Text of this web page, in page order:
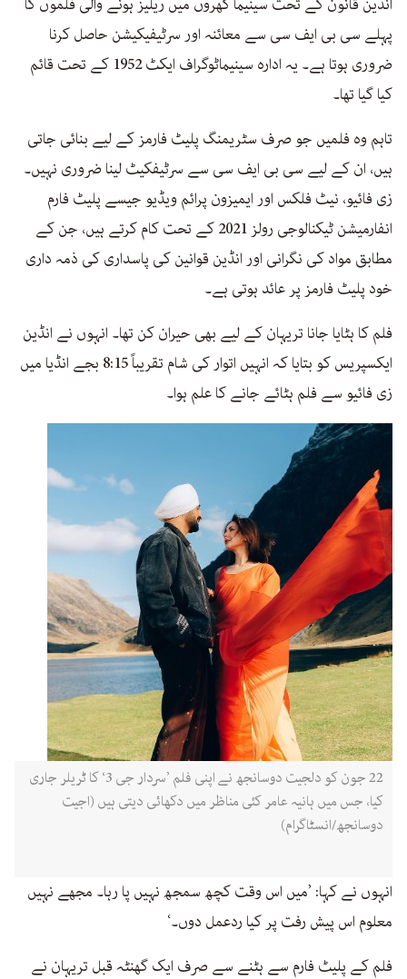
پہلے سی بی ایف سی سے معائنہ اور سرٹیفیکیشن حاصل کرنا
ضروری ہوتا ہے۔ یہ ادارہ سینیماٹوگراف ایکٹ 1952 کے تحت قائم
کیا گیا تھا۔
تاہم وہ فلمیں جو صرف سٹریمنگ پلیٹ فارمز کے لیے بنائی جاتی
ہیں، ان کے لیے سی بی ایف سی سے سرٹیفکیٹ لینا ضروری نہیں۔
زی فائیو، نیٹ فلکس اور ایمیزون پرائم ویڈیو جیسے پلیٹ فارم
انفارمیشن ٹیکنالوجی رولز 2021 کے تحت کام کرتے ہیں، جن کے
مطابق مواد کی نگرانی اور انڈین قوانین کی پاسداری کی ذمہ داری
خود پلیٹ فارمز پر عائد ہوتی ہے۔
فلم کا ہٹایا جانا تریہان کے لیے بھی حیران کن تھا۔ انہوں نے انڈین
ایکسپریس کو بتایا کہ انہیں اتوار کی شام تقریباً 8:15 بجے انڈیا میں
زی فائیو سے فلم ہٹائے جانے کا علم ہوا۔
22 جون کو دلجیت دوسانجھ نے اپنی فلم ’سردار جی 3‘ کا ٹریلر جاری
کیا، جس میں ہانیہ عامر کئی مناظر میں دکھائی دیتی ہیں (اجیت
دوسانجھ/انسٹاگرام)
انہوں نے کہا: ’میں اس وقت کچھ سمجھ نہیں پا رہا۔ مجھے نہیں
معلوم اس پیش رفت پر کیا ردعمل دوں۔‘
فلم کے پلیٹ فارم سے ہٹنے سے صرف ایک گھنٹہ قبل تریہان نے